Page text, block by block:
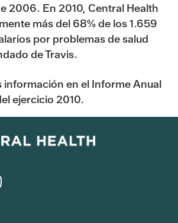
2006. En 2010, Central Health
más del 68% de los 1.659
por problemas de salud
de Travis.
información en el Informe Anual
ejercicio 2010.